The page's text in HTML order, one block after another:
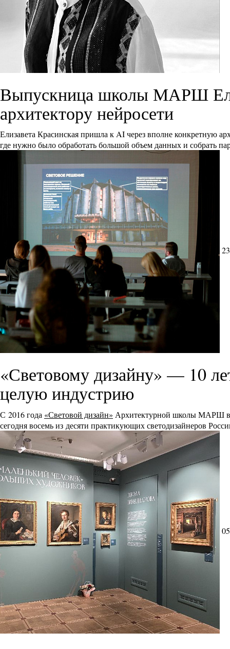
Выпускница школы МАРШ
архитектору нейросети
Елизавета Красинская пришла к AI через вполне конкретную
где нужно было обработать большой объем данных и собрать
«Световому дизайну» — 10
целую индустрию
С 2016 года «Световой дизайн» Архитектурной школы МАРШ
сегодня восемь из десяти практикующих светодизайнеров